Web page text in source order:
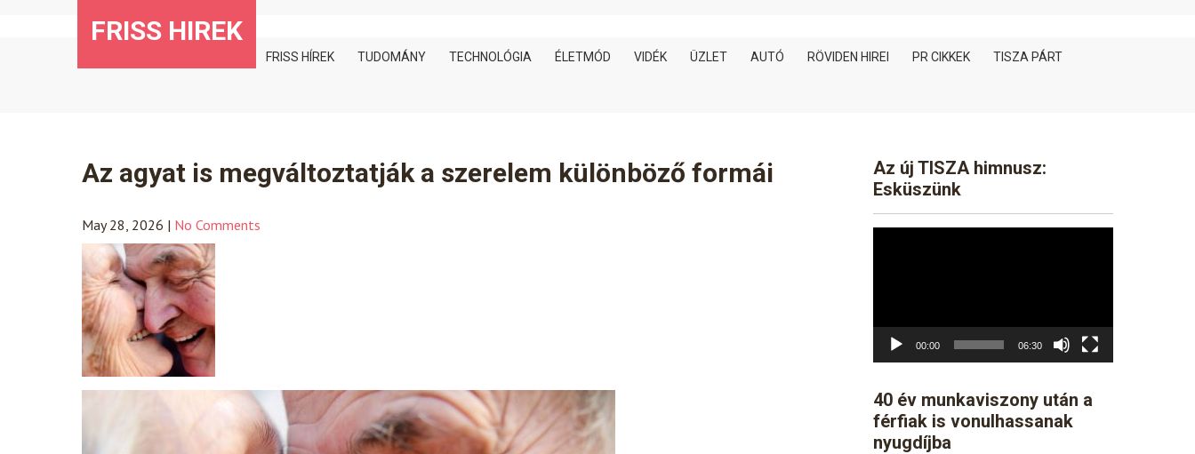
FRISS HIREK
FRISS HÍREK TUDOMÁNY TECHNOLÓGIA ÉLETMÓD VIDÉK ÜZLET AUTÓ RÖVIDEN HIREI PR CIKKEK TISZA PÁRT
Az agyat is megváltoztatják a szerelem különböző formái
May 28, 2026 | No Comments
Az új TISZA himnusz:
Esküszünk
00:00 06:30
40 év munkaviszony után a
férfiak is vonulhassanak
nyugdíjba